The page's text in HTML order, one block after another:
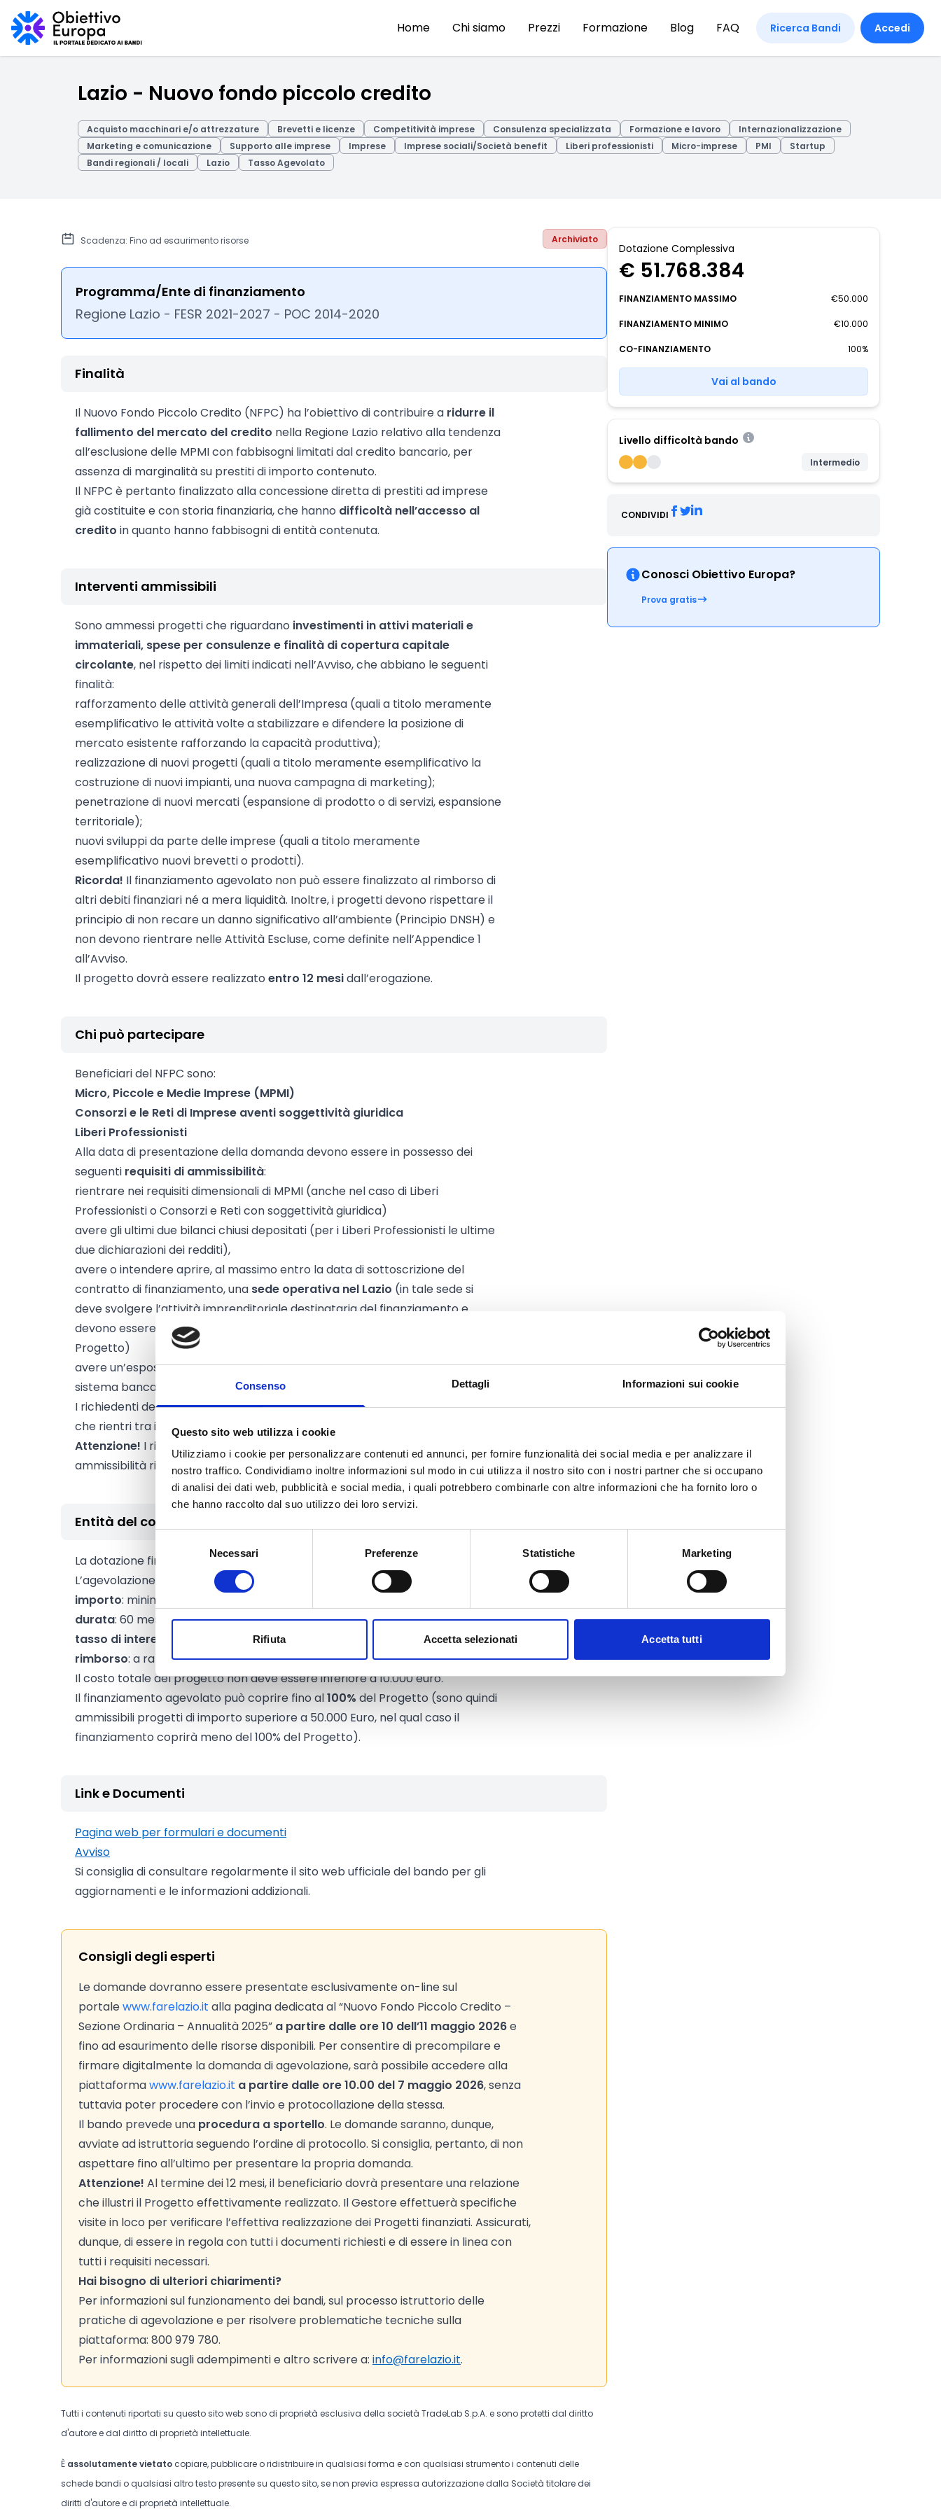
Consenso Dettagli Informazioni sui cookie
Questo sito web utilizza i cookie
Utilizziamo i cookie per personalizzare contenuti ed annunci, per fornire funzionalità dei social media e per analizzare il
nostro traffico. Condividiamo inoltre informazioni sul modo in cui utilizza il nostro sito con i nostri partner che si occupano
di analisi dei dati web, pubblicità e social media, i quali potrebbero combinarle con altre informazioni che ha fornito loro o
che hanno raccolto dal suo utilizzo dei loro servizi.
Necessari Preferenze Statistiche Marketing
Rifiuta Accetta selezionati Accetta tutti
Home Chi siamo Prezzi Formazione Blog FAQ Ricerca Bandi Accedi
Lazio - Nuovo fondo piccolo credito
Acquisto macchinari e/o attrezzature Brevetti e licenze Competitività imprese Consulenza specializzata Formazione e lavoro
Internazionalizzazione
Marketing e comunicazione
Supporto alle imprese Imprese Imprese sociali/Società benefit Liberi professionisti Micro-imprese PMI
Startup
Bandi regionali / locali
Lazio Tasso Agevolato
Scadenza: Fino ad esaurimento risorse Archiviato
Programma/Ente di finanziamento
Regione Lazio - FESR 2021-2027 - POC 2014-2020
Finalità
Il Nuovo Fondo Piccolo Credito (NFPC) ha l’obiettivo di contribuire a ridurre il
fallimento del mercato del credito nella Regione Lazio relativo alla tendenza
all’esclusione delle MPMI con fabbisogni limitati dal credito bancario, per
assenza di marginalità su prestiti di importo contenuto.
Il NFPC è pertanto finalizzato alla concessione diretta di prestiti ad imprese
già costituite e con storia finanziaria, che hanno difficoltà nell’accesso al
credito in quanto hanno fabbisogni di entità contenuta.
Interventi ammissibili
Sono ammessi progetti che riguardano investimenti in attivi materiali e
immateriali, spese per consulenze e finalità di copertura capitale
circolante, nel rispetto dei limiti indicati nell’Avviso, che abbiano le seguenti
finalità:
rafforzamento delle attività generali dell’Impresa (quali a titolo meramente
esemplificativo le attività volte a stabilizzare e difendere la posizione di
mercato esistente rafforzando la capacità produttiva);
realizzazione di nuovi progetti (quali a titolo meramente esemplificativo la
costruzione di nuovi impianti, una nuova campagna di marketing);
penetrazione di nuovi mercati (espansione di prodotto o di servizi, espansione
territoriale);
nuovi sviluppi da parte delle imprese (quali a titolo meramente
esemplificativo nuovi brevetti o prodotti).
Ricorda! Il finanziamento agevolato non può essere finalizzato al rimborso di
altri debiti finanziari né a mera liquidità. Inoltre, i progetti devono rispettare il
principio di non recare un danno significativo all’ambiente (Principio DNSH) e
non devono rientrare nelle Attività Escluse, come definite nell’Appendice 1
all’Avviso.
Il progetto dovrà essere realizzato entro 12 mesidall’erogazione.
Chi può partecipare
Beneficiari del NFPC sono:
Micro, Piccole e Medie Imprese (MPMI)
Consorzi e le Reti di Imprese aventi soggettività giuridica
Liberi Professionisti
Alla data di presentazione della domanda devono essere in possesso dei
seguenti requisiti di ammissibilità:
rientrare nei requisiti dimensionali di MPMI (anche nel caso di Liberi
Professionisti o Consorzi e Reti con soggettività giuridica)
avere gli ultimi due bilanci chiusi depositati (per i Liberi Professionisti le ultime
due dichiarazioni dei redditi),
avere o intendere aprire, al massimo entro la data di sottoscrizione del
contratto di finanziamento, una sede operativa nel Lazio (in tale sede si
deve svolgere l’attività imprenditoriale destinataria del finanziamento e
devono essere localizzati gli investimenti eventualmente rientranti nel
Progetto)
avere un’esposizione complessiva limitata a 100.000 euro nei confronti del
sistema bancario sui crediti per cassa a scadenza.
I richiedenti devono esercitare sul territorio del Lazio un’attività prevalente
che rientri tra i
codici ATECOelencati all'Articolo 4 del bando.
Attenzione! I richiedenti devono inoltre possedere i requisiti generali di
ammissibilità riportati nell’Appendice 2 all’Avviso.
Entità del contributo
La dotazione finanziaria complessiva ammonta a
51.768.384 Euro.
L’agevolazione consiste in un finanziamento con le seguenti caratteristiche:
importo: minimo 10.000 euro, massimo 50.000 euro
durata: 60 mesi con preammortamento di 12 mesi
tasso di interesse
rimborso: a rata mensile costante posticipata
Il costo totale del progetto non deve essere inferiore a 10.000 euro.
Il finanziamento agevolato può coprire fino al100% del Progetto (sono quindi
ammissibili progetti di importo superiore a 50.000 Euro, nel qual caso il
finanziamento coprirà meno del 100% del Progetto).
Link e Documenti
Pagina web per formulari e documenti
Avviso
Si consiglia di consultare regolarmente il sito web ufficiale del bando per gli
aggiornamenti e le informazioni addizionali.
Consigli degli esperti
Le domande dovranno essere presentate esclusivamente on-line sul
portalewww.farelazio.it alla pagina dedicata al “Nuovo Fondo Piccolo Credito –
Sezione Ordinaria – Annualità 2025” a partire dalle ore 10 dell’11 maggio 2026e
fino ad esaurimento delle risorse disponibili. Per consentire di precompilare e
firmare digitalmente la domanda di agevolazione, sarà possibile accedere alla
piattaformawww.farelazio.it a partire dalle ore 10.00 del 7 maggio 2026, senza
tuttavia poter procedere con l’invio e protocollazione della stessa.
Il bando prevede una procedura a sportello. Le domande saranno, dunque,
avviate ad istruttoria seguendo l’ordine di protocollo. Si consiglia, pertanto, di non
aspettare fino all’ultimo per presentare la propria domanda.
Attenzione! Al termine dei 12 mesi, il beneficiario dovrà presentare una relazione
che illustri il Progetto effettivamente realizzato. Il Gestore effettuerà specifiche
visite in loco per verificare l’effettiva realizzazione dei Progetti finanziati. Assicurati,
dunque, di essere in regola con tutti i documenti richiesti e di essere in linea con
tutti i requisiti necessari.
Hai bisogno di ulteriori chiarimenti?
Per informazioni sul funzionamento dei bandi, sul processo istruttorio delle
pratiche di agevolazione e per risolvere problematiche tecniche sulla
piattaforma: 800 979 780.
Per informazioni sugli adempimenti e altro scrivere a: info@farelazio.it.
Tutti i contenuti riportati su questo sito web sono di proprietà esclusiva della società TradeLab S.p.A. e sono protetti dal diritto
d'autore e dal diritto di proprietà intellettuale.
È assolutamente vietato copiare, pubblicare o ridistribuire in qualsiasi forma e con qualsiasi strumento i contenuti delle
schede bandi o qualsiasi altro testo presente su questo sito, se non previa espressa autorizzazione dalla Società titolare dei
diritti d'autore e di proprietà intellettuale.
Dotazione Complessiva
€ 51.768.384
FINANZIAMENTO MASSIMO €50.000
FINANZIAMENTO MINIMO €10.000
CO-FINANZIAMENTO 100%
Vai al bando
Livello difficoltà bando
Intermedio
CONDIVIDI
Conosci Obiettivo Europa?
Prova gratis